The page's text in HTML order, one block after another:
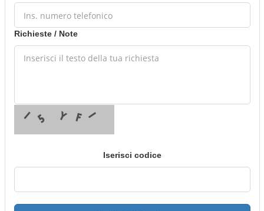
Richieste / Note
Iserisci codice